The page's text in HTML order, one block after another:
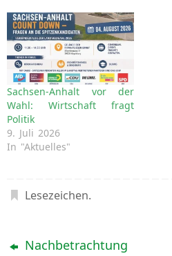
Sachsen-Anhalt vor der
Wahl: Wirtschaft fragt
Politik
9. Juli 2026
In "Aktuelles"
Lesezeichen.
Nachbetrachtung